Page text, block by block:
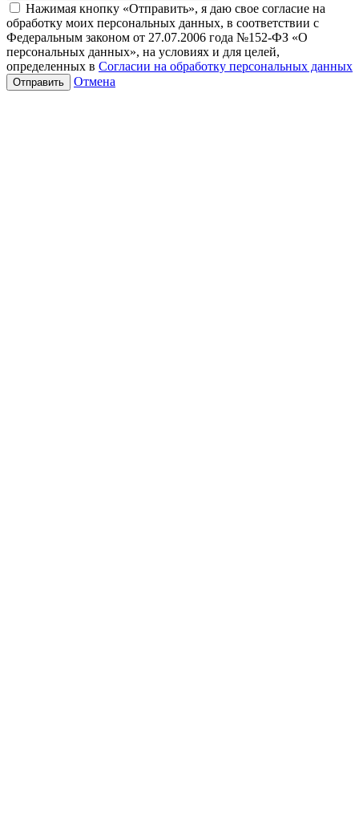
Нажимая кнопку «Отправить», я даю свое согласие на
обработку моих персональных данных, в соответствии с
Федеральным законом от 27.07.2006 года №152-ФЗ «О
персональных данных», на условиях и для целей,
определенных в Согласии на обработку персональных данных
Отмена